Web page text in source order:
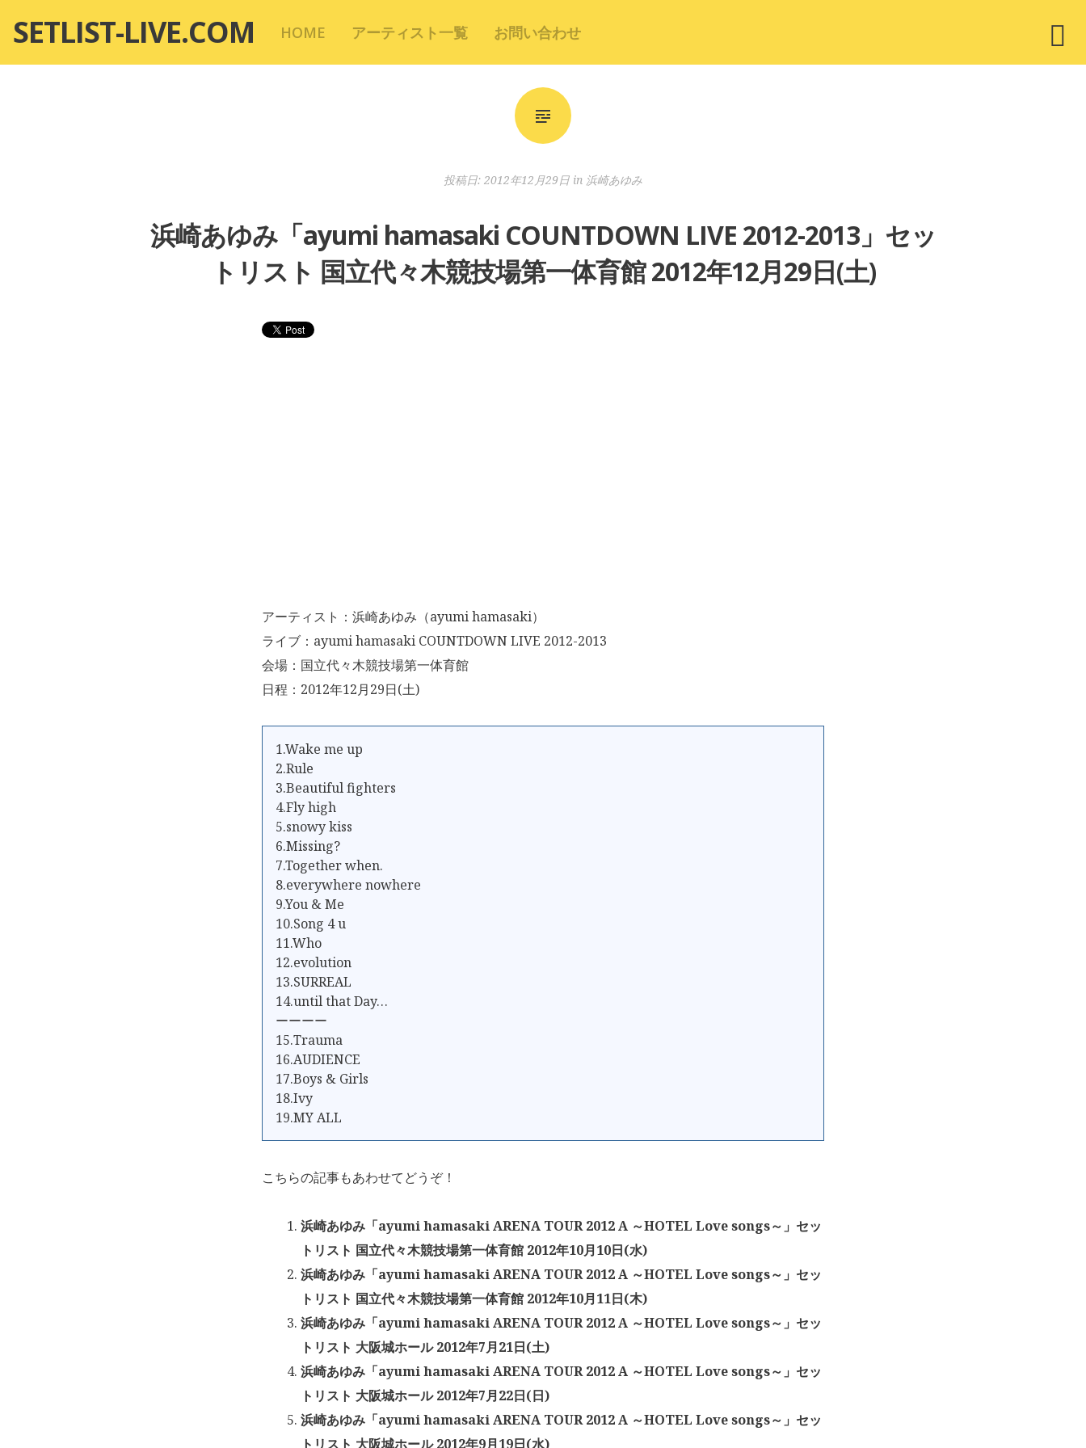
テ
SETLIST-LIVE.COM HOME アーティスト一覧 お問い合わせ
投稿日: 2012年12月29日 in 浜崎あゆみ
浜崎あゆみ「ayumi hamasaki COUNTDOWN LIVE 2012-2013」セッ
トリスト 国立代々木競技場第一体育館 2012年12月29日(土)
アーティスト：浜崎あゆみ（ayumi hamasaki）
ライブ：ayumi hamasaki COUNTDOWN LIVE 2012-2013
会場：国立代々木競技場第一体育館
日程：2012年12月29日(土)
1.Wake me up
2.Rule
3.Beautiful fighters
4.Fly high
5.snowy kiss
6.Missing?
7.Together when.
8.everywhere nowhere
9.You & Me
10.Song 4 u
11.Who
12.evolution
13.SURREAL
14.until that Day…
ーーーー
15.Trauma
16.AUDIENCE
17.Boys & Girls
18.Ivy
19.MY ALL
こちらの記事もあわせてどうぞ！
浜崎あゆみ「ayumi hamasaki ARENA TOUR 2012 A ～HOTEL Love songs～」セッ
トリスト 国立代々木競技場第一体育館 2012年10月10日(水)
浜崎あゆみ「ayumi hamasaki ARENA TOUR 2012 A ～HOTEL Love songs～」セッ
トリスト 国立代々木競技場第一体育館 2012年10月11日(木)
浜崎あゆみ「ayumi hamasaki ARENA TOUR 2012 A ～HOTEL Love songs～」セッ
トリスト 大阪城ホール 2012年7月21日(土)
浜崎あゆみ「ayumi hamasaki ARENA TOUR 2012 A ～HOTEL Love songs～」セッ
トリスト 大阪城ホール 2012年7月22日(日)
浜崎あゆみ「ayumi hamasaki ARENA TOUR 2012 A ～HOTEL Love songs～」セッ
トリスト 大阪城ホール 2012年9月19日(水)